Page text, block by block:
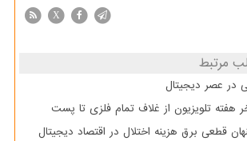
X
مرتبط
در عصر دیجیتال
هفته تلویزیون از غلاف تمام فلزی تا پست
قطعی برق هزینه اختلال در اقتصاد دیجیتال